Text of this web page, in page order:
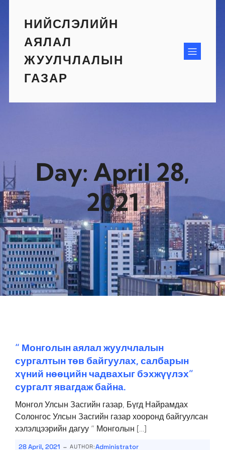
contentНИЙСЛЭЛИЙН
АЯЛАЛ
ЖУУЛЧЛАЛЫН
ГАЗАР
Day: April 28,
2021
“ Монголын аялал жуулчлалын
сургалтын төв байгуулах, салбарын
хүний нөөцийн чадвахыг бэхжүүлэх”
сургалт явагдаж байна.
Монгол Улсын Засгийн газар, Бүгд Найрамдах
Солонгос Улсын Засгийн газар хооронд байгуулсан
хэлэлцээрийн дагуу “ Монголын […]
28 April, 2021 - AUTHOR:Administrator